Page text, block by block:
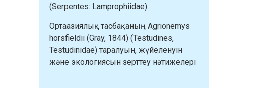
(Serpentes: Lamprophiidae)
Ортаазиялық тасбақаның Agrionemys
horsfieldii (Gray, 1844) (Testudines,
Testudinidae) таралуын, жүйеленуін
және экологиясын зерттеу нәтижелері